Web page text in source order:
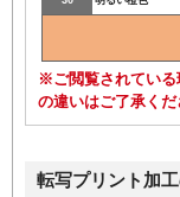
※ご閲覧されている
の違いはご了承くだ
転写プリント加